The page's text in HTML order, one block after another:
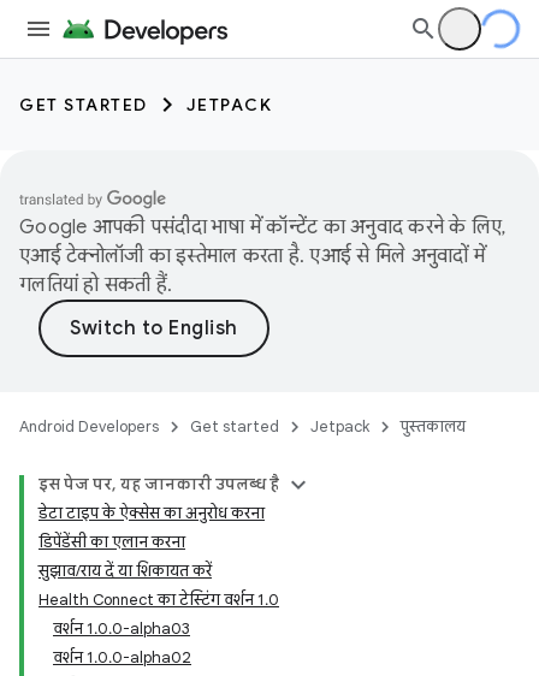
GET STARTED JETPACK
Google आपकी पसंदीदा भाषा में कॉन्टेंट का अनुवाद करने के लिए,
एआई टेक्नोलॉजी का इस्तेमाल करता है. एआई से मिले अनुवादों में
गलतियां हो सकती हैं.
Android Developers Get started Jetpack पुस्तकालय
इस पेज पर, यह जानकारी उपलब्ध है
डेटा टाइप के ऐक्सेस का अनुरोध करना
डिपेंडेंसी का एलान करना
सुझाव/राय दें या शिकायत करें
Health Connect का टेस्टिंग वर्शन 1.0
वर्शन 1.0.0-alpha03
वर्शन 1.0.0-alpha02